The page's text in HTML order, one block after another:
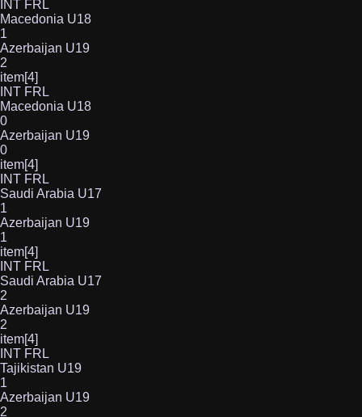
INT FRL
Macedonia U18
1
Azerbaijan U19
2
item[4]
INT FRL
Macedonia U18
0
Azerbaijan U19
0
item[4]
INT FRL
Saudi Arabia U17
1
Azerbaijan U19
1
item[4]
INT FRL
Saudi Arabia U17
2
Azerbaijan U19
2
item[4]
INT FRL
Tajikistan U19
1
Azerbaijan U19
2